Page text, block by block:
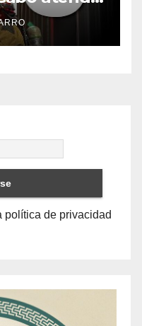
durante
política de privacidad